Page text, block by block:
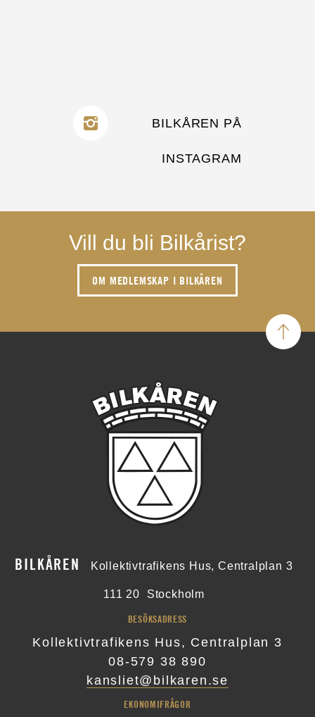
BILKÅREN PÅ
INSTAGRAM
Vill du bli Bilkårist?
OM MEDLEMSKAP I BILKÅREN
BILKÅREN Kollektivtrafikens Hus, Centralplan 3
111 20 Stockholm
BESÖKSADRESS
Kollektivtrafikens Hus, Centralplan 3
08-579 38 890
kansliet@bilkaren.se
EKONOMIFRÅGOR